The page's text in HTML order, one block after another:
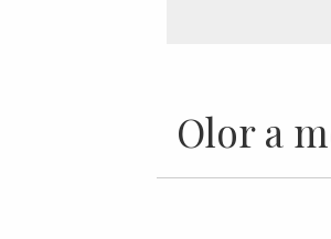
Olor a